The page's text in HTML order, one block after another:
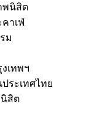
พนิสิต
าเฟ่
ม
เทพฯ
ระเทศไทย
นิสิต